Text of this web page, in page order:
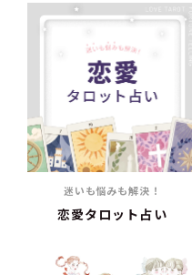
迷いも悩みも解決！
恋愛タロット占い